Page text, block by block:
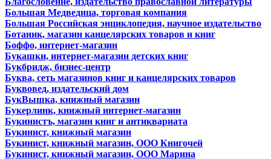
Большая Медведица, торговая компания
Большая Российская энциклопедия, научное издательство
Ботаник, магазин канцелярских товаров и книг
Боффо, интернет-магазин
Букашки, интернет-магазин детских книг
Букбридж, бизнес-центр
Буква, сеть магазинов книг и канцелярских товаров
Буквовед, издательский дом
БукВышка, книжный магазин
Букерлинк, книжный интернет-магазин
Букинистъ, магазин книг и антиквариата
Букинист, книжный магазин
Букинист, книжный магазин, ООО Книгочей
Букинист, книжный магазин, ООО Марина